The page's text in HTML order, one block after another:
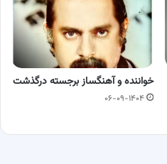
خواننده و آهنگساز برجسته درگذشت
۰۶-۰۹-۱۴۰۴